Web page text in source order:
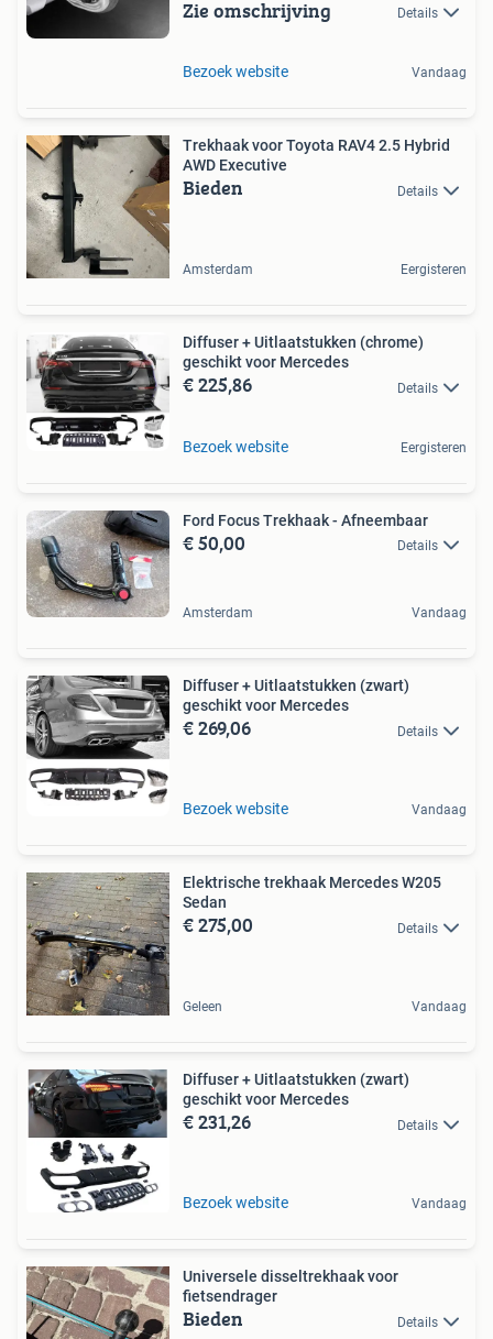
Zie omschrijving Details
Bezoek website Vandaag
Trekhaak voor Toyota RAV4 2.5 Hybrid
AWD Executive
Bieden Details
Amsterdam Eergisteren
Diffuser + Uitlaatstukken (chrome)
geschikt voor Mercedes
€ 225,86 Details
Bezoek website Eergisteren
Ford Focus Trekhaak - Afneembaar
€ 50,00 Details
Amsterdam Vandaag
Diffuser + Uitlaatstukken (zwart)
geschikt voor Mercedes
€ 269,06 Details
Bezoek website Vandaag
Elektrische trekhaak Mercedes W205
Sedan
€ 275,00 Details
Geleen Vandaag
Diffuser + Uitlaatstukken (zwart)
geschikt voor Mercedes
€ 231,26 Details
Bezoek website Vandaag
Universele disseltrekhaak voor
fietsendrager
Bieden Details